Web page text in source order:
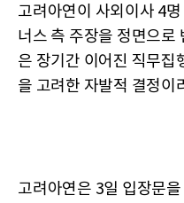
고려아연이 사외이사 4
너스 측 주장을 정면으로
은 장기간 이어진 직무집
을 고려한 자발적 결정이
고려아연은 3일 입장문